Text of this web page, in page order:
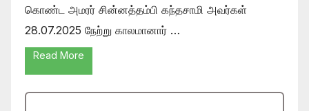
கொண்ட அமரர் சின்னத்தம்பி கந்தசாமி அவர்கள்
28.07.2025 நேற்று காலமானார் …
Read More